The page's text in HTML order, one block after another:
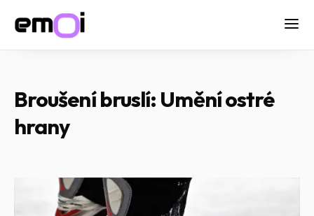
Broušení bruslí: Umění ostré
hrany